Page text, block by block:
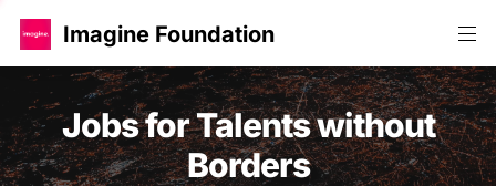
Imagine Foundation
Jobs for Talents without
Borders